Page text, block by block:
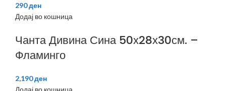
290ден
Додај во кошница
Чанта Дивина Сина 50х28х30см. –
Фламинго
2,190ден
Додај во кошница